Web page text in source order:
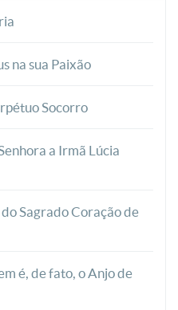
na sua Paixão
Socorro
a Irmã Lúcia
Sagrado Coração de
é, de fato, o Anjo de